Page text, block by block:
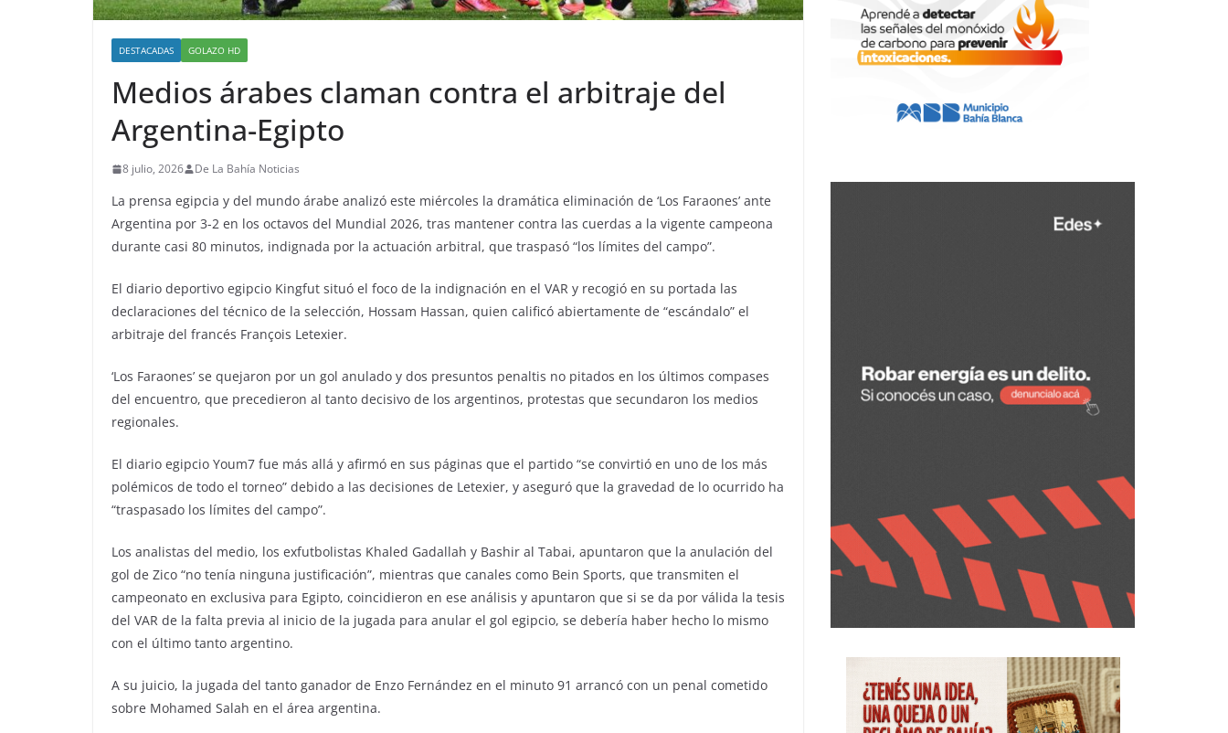
DESTACADAS GOLAZO HD
Medios árabes claman contra el arbitraje del
Argentina-Egipto
8 julio, 2026 De La Bahía Noticias
La prensa egipcia y del mundo árabe analizó este miércoles la dramática eliminación de ‘Los Faraones’ ante
Argentina por 3-2 en los octavos del Mundial 2026, tras mantener contra las cuerdas a la vigente campeona
durante casi 80 minutos, indignada por la actuación arbitral, que traspasó “los límites del campo”.
El diario deportivo egipcio Kingfut situó el foco de la indignación en el VAR y recogió en su portada las
declaraciones del técnico de la selección, Hossam Hassan, quien calificó abiertamente de “escándalo” el
arbitraje del francés François Letexier.
‘Los Faraones’ se quejaron por un gol anulado y dos presuntos penaltis no pitados en los últimos compases
del encuentro, que precedieron al tanto decisivo de los argentinos, protestas que secundaron los medios
regionales.
El diario egipcio Youm7 fue más allá y afirmó en sus páginas que el partido “se convirtió en uno de los más
polémicos de todo el torneo” debido a las decisiones de Letexier, y aseguró que la gravedad de lo ocurrido ha
“traspasado los límites del campo”.
Los analistas del medio, los exfutbolistas Khaled Gadallah y Bashir al Tabai, apuntaron que la anulación del
gol de Zico “no tenía ninguna justificación”, mientras que canales como Bein Sports, que transmiten el
campeonato en exclusiva para Egipto, coincidieron en ese análisis y apuntaron que si se da por válida la tesis
del VAR de la falta previa al inicio de la jugada para anular el gol egipcio, se debería haber hecho lo mismo
con el último tanto argentino.
A su juicio, la jugada del tanto ganador de Enzo Fernández en el minuto 91 arrancó con un penal cometido
sobre Mohamed Salah en el área argentina.